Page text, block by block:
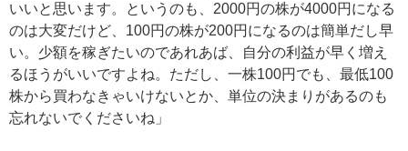
いいと思います。というのも、2000円の株が4000円になる
のは大変だけど、100円の株が200円になるのは簡単だし早
い。少額を稼ぎたいのであれあば、自分の利益が早く増え
るほうがいいですよね。ただし、一株100円でも、最低100
株から買わなきゃいけないとか、単位の決まりがあるのも
忘れないでくださいね」